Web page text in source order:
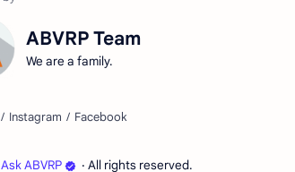
ABVRP Team
We are a family.
Ask ABVRP ‧ All rights reserved.